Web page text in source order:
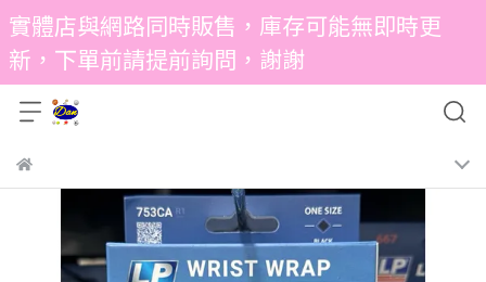
實體店與網路同時販售，庫存可能無即時更
新，下單前請提前詢問，謝謝